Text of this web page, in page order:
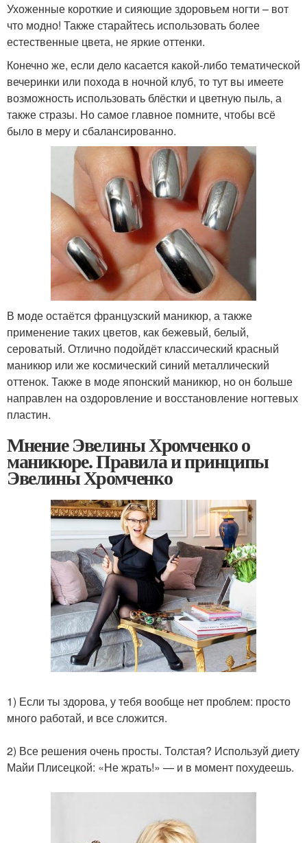
Ухоженные короткие и сияющие здоровьем ногти – вот
что модно! Также старайтесь использовать более
естественные цвета, не яркие оттенки.
Конечно же, если дело касается какой-либо тематической
вечеринки или похода в ночной клуб, то тут вы имеете
возможность использовать блёстки и цветную пыль, а
также стразы. Но самое главное помните, чтобы всё
было в меру и сбалансированно.
В моде остаётся французский маникюр, а также
применение таких цветов, как бежевый, белый,
сероватый. Отлично подойдёт классический красный
маникюр или же космический синий металлический
оттенок. Также в моде японский маникюр, но он больше
направлен на оздоровление и восстановление ногтевых
пластин.
Мнение Эвелины Хромченко о
маникюре. Правила и принципы
Эвелины Хромченко
1) Если ты здорова, у тебя вообще нет проблем: просто
много работай, и все сложится.
2) Все решения очень просты. Толстая? Используй диету
Майи Плисецкой: «Не жрать!» — и в момент похудеешь.